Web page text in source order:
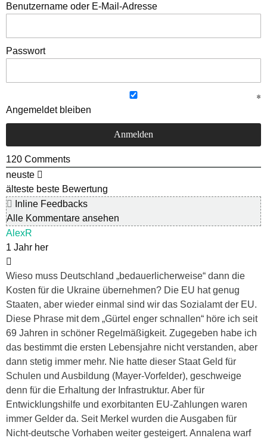
Benutzername oder E-Mail-Adresse
Passwort
Angemeldet bleiben
120 Comments
neuste
älteste beste Bewertung
Inline Feedbacks
Alle Kommentare ansehen
AlexR
1 Jahr her
Wieso muss Deutschland „bedauerlicherweise“ dann die
Kosten für die Ukraine übernehmen? Die EU hat genug
Staaten, aber wieder einmal sind wir das Sozialamt der EU.
Diese Phrase mit dem „Gürtel enger schnallen“ höre ich seit
69 Jahren in schöner Regelmäßigkeit. Zugegeben habe ich
das bestimmt die ersten Lebensjahre nicht verstanden, aber
dann stetig immer mehr. Nie hatte dieser Staat Geld für
Schulen und Ausbildung (Mayer-Vorfelder), geschweige
denn für die Erhaltung der Infrastruktur. Aber für
Entwicklungshilfe und exorbitanten EU-Zahlungen waren
immer Gelder da. Seit Merkel wurden die Ausgaben für
Nicht-deutsche Vorhaben weiter gesteigert. Annalena warf